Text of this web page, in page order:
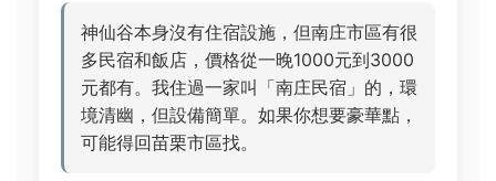
神仙谷本身沒有住宿設施，但南庄市區有很
多民宿和飯店，價格從一晚1000元到3000
元都有。我住過一家叫「南庄民宿」的，環
境清幽，但設備簡單。如果你想要豪華點，
可能得回苗栗市區找。